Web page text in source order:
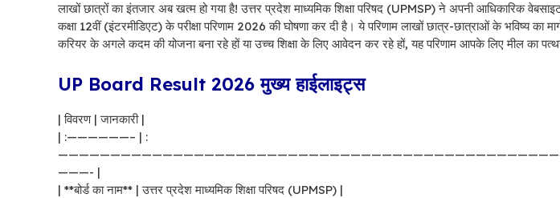
लाखों छात्रों का इंतजार अब खत्म हो गया है! उत्तर प्रदेश माध्यमिक शिक्षा परिषद (UPMSP) ने अपनी आधिकारिक
कक्षा 12वीं (इंटरमीडिएट) के परीक्षा परिणाम 2026 की घोषणा कर दी है। ये परिणाम लाखों छात्र-छात्राओं के भविष्य
करियर के अगले कदम की योजना बना रहे हों या उच्च शिक्षा के लिए आवेदन कर रहे हों, यह परिणाम आपके लिए मील का पत्थर
UP Board Result 2026 मुख्य हाईलाइट्स
| विवरण | जानकारी |
| :——————– | :
———- |
| **बोर्ड का नाम** | उत्तर प्रदेश माध्यमिक शिक्षा परिषद (UPMSP) |